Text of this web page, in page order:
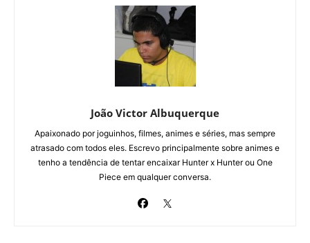
João Victor Albuquerque
Apaixonado por joguinhos, filmes, animes e séries, mas sempre
atrasado com todos eles. Escrevo principalmente sobre animes e
tenho a tendência de tentar encaixar Hunter x Hunter ou One
Piece em qualquer conversa.